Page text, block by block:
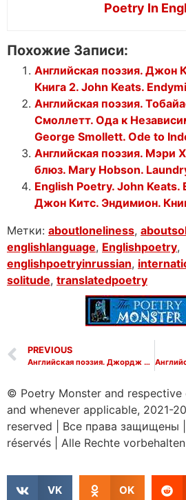
Poetry In
Похожие Записи:
Английская поэзия. Джон
Книга 2. John Keats.
Английская поэзия.
Смоллетт. Ода к
George Smollett. Ode to
Английская поэзия. Мэри
блюз. Mary Hobson.
English Poetry. John Keats.
Джон Китс. Эндимион.
Метки: aboutloneliness,
englishlanguage, Englishpoetry,
englishpoetryinrussian,
solitude, translatedpoetry
PREVIOUS
Английская поэзия. Джордж Гордон Байрон. К М.С.Г. (В порыве жаркого лобзанья). George Gordon Byron. To M.S.G. (Whene’er I view those lips of thine)
© Poetry Monster and
and whenever applicable, 2021-
reserved
Все права защищены
réservés
Alle Rechte
VK OK